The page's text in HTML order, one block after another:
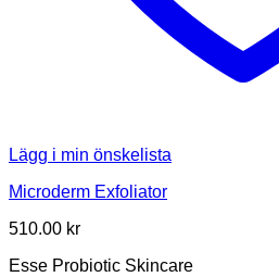
Lägg i min önskelista
Microderm Exfoliator
510.00 kr
Esse Probiotic Skincare